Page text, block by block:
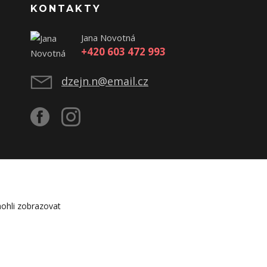
KONTAKTY
Jana Novotná
+420 603 472 993
dzejn.n@email.cz
zobrazovat